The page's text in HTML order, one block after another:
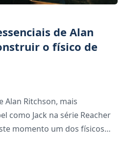
de Alan
o físico de
Alan Ritchson, mais
como Jack na série Reacher
momento um dos físicos
grande juntamente com